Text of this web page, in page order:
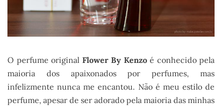
O perfume original Flower By Kenzo é conhecido pela
maioria dos apaixonados por perfumes, mas
infelizmente nunca me encantou. Não é meu estilo de
perfume, apesar de ser adorado pela maioria das minhas